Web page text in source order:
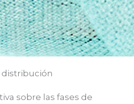
distribución
sobre las fases de